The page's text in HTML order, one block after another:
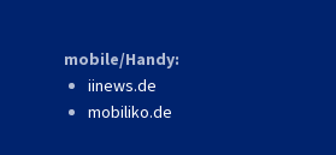
mobile/Handy:
iinews.de
mobiliko.de